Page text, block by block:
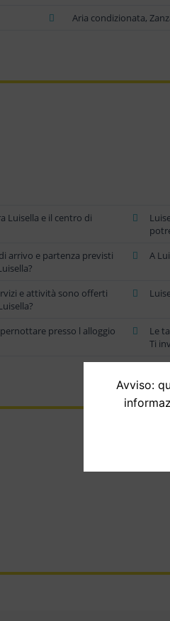
Aria condizionata,
Luisella e il centro di
arrivo e partenza previsti
A
e attività sono offerti
presso l alloggio
Le
Ti
Avviso: